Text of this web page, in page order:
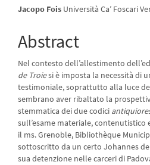
Contenuto
principale
dell'articolo
Jacopo Fois Università Ca’ Foscari
Abstract
Nel contesto dell’allestimento
de Troiesi è imposta la necessità di
testimoniale, soprattutto alla luce
sembrano aver ribaltato la
stemmatica dei due codici
sull’esame materiale,
il ms. Grenoble, Bibliothèque
sottoscritto da un certo Johannes
sua detenzione nelle carceri di